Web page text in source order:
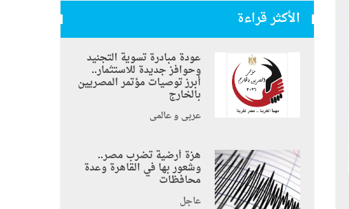
الأكثر قراءة
عودة مبادرة تسوية التجنيد
وحوافز جديدة للاستثمار..
أبرز توصيات مؤتمر المصريين
بالخارج
عربي و عالمي
هزة أرضية تضرب مصر..
وشعور بها في القاهرة وعدة
محافظات
عاجل